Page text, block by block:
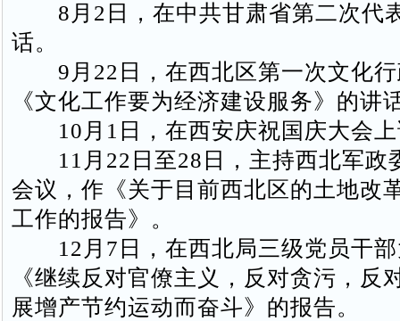
8月2日，在中共甘肃省第二次代
话。
9月22日，在西北区第一次文化行
《文化工作要为经济建设服务》的讲
10月1日，在西安庆祝国庆大会上
11月22日至28日，主持西北军政
会议，作《关于目前西北区的土地改
工作的报告》。
12月7日，在西北局三级党员干部
《继续反对官僚主义，反对贪污，反
展增产节约运动而奋斗》的报告。